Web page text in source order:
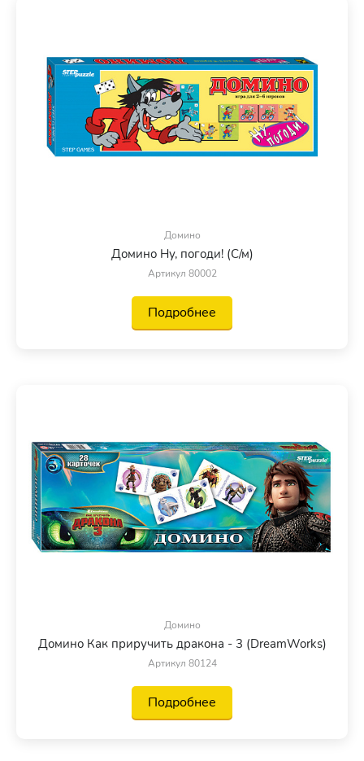
Домино
Домино Ну, погоди! (С/м)
Артикул 80002
Подробнее
Домино
Домино Как приручить дракона - 3 (DreamWorks)
Артикул 80124
Подробнее